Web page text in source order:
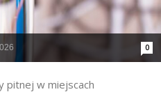
0
pitnej w miejscach